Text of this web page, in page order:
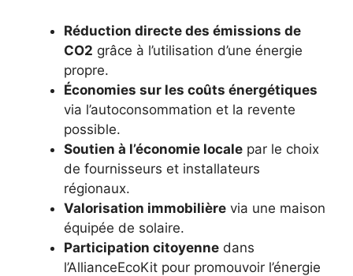
Réduction directe des émissions de
CO2 grâce à l’utilisation d’une énergie
propre.
Économies sur les coûts énergétiques
via l’autoconsommation et la revente
possible.
Soutien à l’économie locale par le choix
de fournisseurs et installateurs
régionaux.
Valorisation immobilière via une maison
équipée de solaire.
Participation citoyenne dans
l’AllianceEcoKit pour promouvoir l’énergie